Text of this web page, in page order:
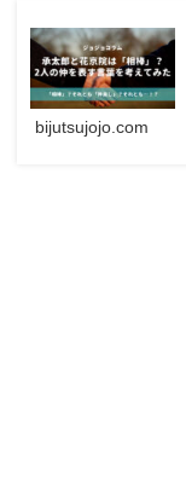
bijutsujojo.com